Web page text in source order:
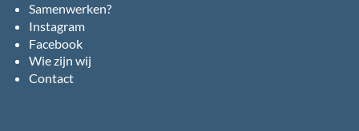
Samenwerken?
Instagram
Facebook
Wie zijn wij
Contact